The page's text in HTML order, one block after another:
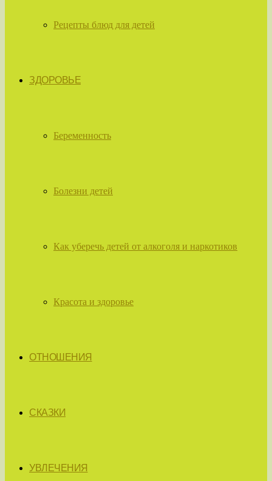
Рецепты блюд для детей
ЗДОРОВЬЕ
Беременность
Болезни детей
Как уберечь детей от алкоголя и наркотиков
Красота и здоровье
ОТНОШЕНИЯ
СКАЗКИ
УВЛЕЧЕНИЯ